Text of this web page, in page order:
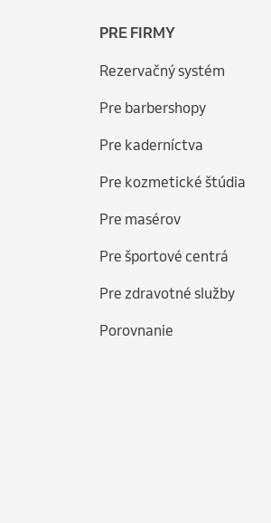
PRE FIRMY
Rezervačný systém
Pre barbershopy
Pre kaderníctva
Pre kozmetické štúdia
Pre masérov
Pre športové centrá
Pre zdravotné služby
Porovnanie